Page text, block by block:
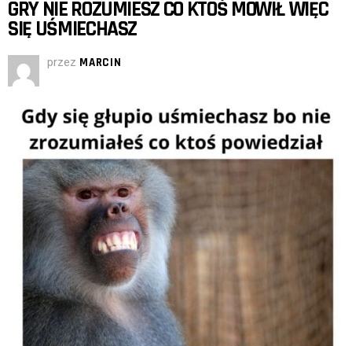
GRY NIE ROZUMIESZ CO KTOŚ MÓWIŁ WIĘC
SIĘ UŚMIECHASZ
przez MARCIN